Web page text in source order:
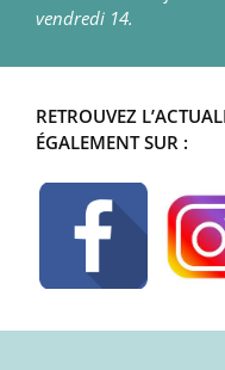
vendredi 14.
RETROUVEZ
ÉGALEMENT SUR :